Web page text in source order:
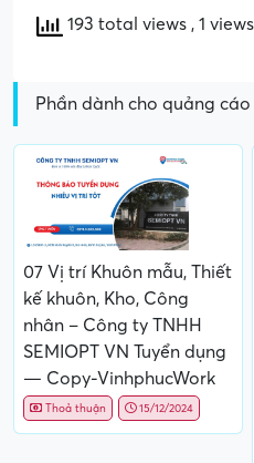
193 total views , 1
Phần dành cho quảng cáo
07 Vị trí Khuôn mẫu, Thiết
kế khuôn, Kho, Công
nhân – Công ty TNHH
SEMIOPT VN Tuyển dụng
— Copy-VinhphucWork
Thoả thuận 15/12/2024